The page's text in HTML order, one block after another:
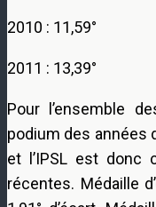
2010 : 11,59°
2011 : 13,39°
Pour l’ensemble
podium des années
et l’IPSL est donc
récentes. Médaille